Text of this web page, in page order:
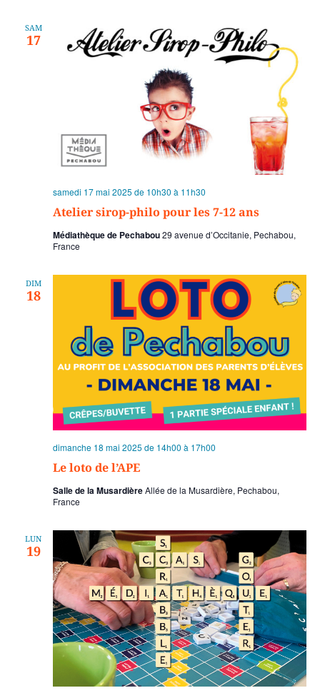
SAM
17
Atelier sirop-philo pour les 7-12 ans
samedi 17 mai 2025 de 10h30 à 11h30
Médiathèque de Pechabou29 avenue d’Occitanie, Pechabou,
France
DIM
18
Le loto de l’APE
dimanche 18 mai 2025 de 14h00 à 17h00
Salle de la MusardièreAllée de la Musardière, Pechabou,
France
LUN
19